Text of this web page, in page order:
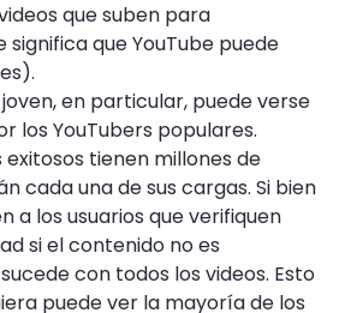
que suben para
que YouTube puede
en particular, puede verse
los YouTubers populares.
tienen millones de
cada una de sus cargas. Si bien
a los usuarios que verifiquen
si el contenido no es
con todos los videos. Esto
puede ver la mayoría de los